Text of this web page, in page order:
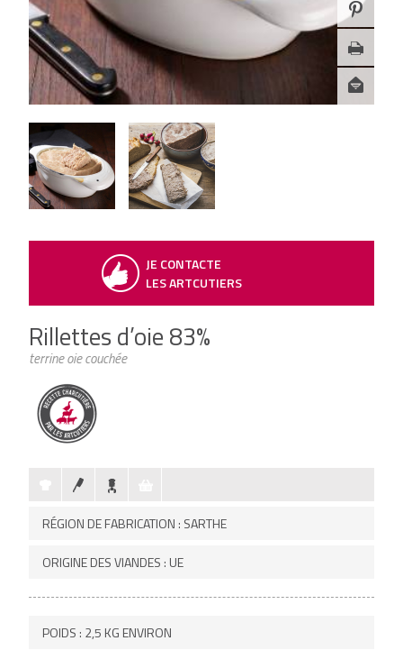
JE CONTACTE
LES ARTCUTIERS
Rillettes d’oie 83%
terrine oie couchée
RÉGION DE FABRICATION : SARTHE
ORIGINE DES VIANDES : UE
POIDS : 2,5 KG ENVIRON